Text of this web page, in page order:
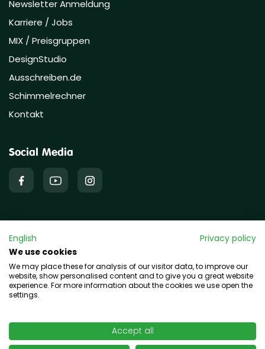
Newsletter Anmeldung
Karriere / Jobs
MIX / Preisgruppen
DesignStudio
Ausschreiben.de
Schimmelrechner
Kontakt
Social Media
English
Privacy policy
We use cookies
We may place these for analysis of our visitor data, to improve our
website, show personalised content and to give you a great website
experience. For more information about the cookies we use open the
settings.
Accept all